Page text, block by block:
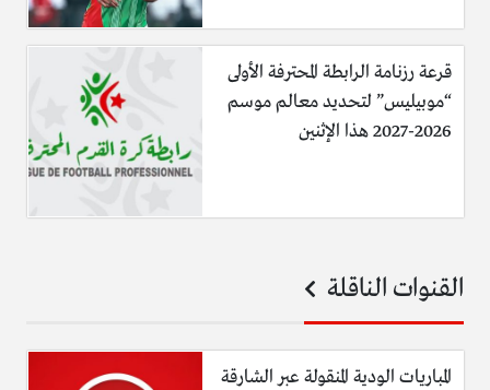
قرعة رزنامة الرابطة المحترفة الأولى
“موبيليس” لتحديد معالم موسم
2026-2027 هذا الإثنين
القنوات الناقلة
المباريات الودية المنقولة عبر الشارقة